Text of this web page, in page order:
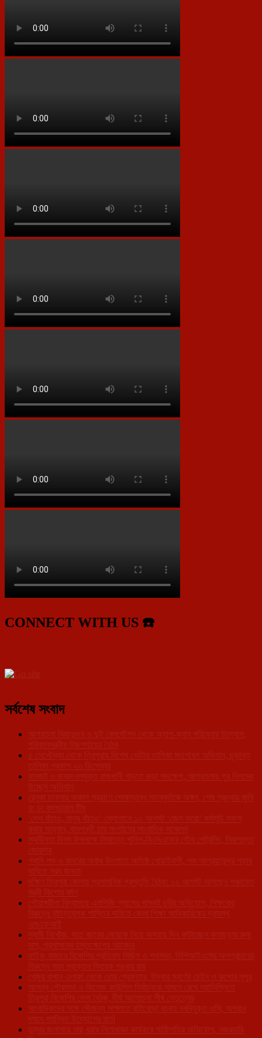
CONNECT WITH US ☎️
সর্বশেষ সংবাদ
আগরতলা বিমানবন্দর ও দুই রেলস্টেশন থেকে অ্যাপ-ক্যাব পরিষেবার উদ্যোগ,
পরিবহনমন্ত্রীর উচ্চপর্যায়ের বৈঠক
৫ সেপ্টেম্বর থেকে ত্রিপুরায় বিশেষ ভোটার তালিকা সংশোধন অভিযান, চূড়ান্ত
তালিকা প্রকাশ ২৩ ডিসেম্বর
যানজট ও জবরদখলমুক্ত রাজধানী গড়তে কড়া পদক্ষেপ, আগরতলায় পুর নিগমের
উচ্ছেদ অভিযান
রেনুকা চাকমার অকাল প্রয়াণে শোকস্তব্ধ সাংস্কৃতিক অঙ্গন, শেষ শ্রদ্ধায় জুনি
রং ঢং কালচারাল টিম
‘দেশ বাঁচাও, মানুষ বাঁচাও’ স্লোগানে ১০ আগস্ট ‘জেল ভরো’ কর্মসূচি সফল
করার আহ্বান, বামপন্থী চার সংগঠনের সাংবাদিক সম্মেলন
স্বাধীনতা দিবস উপলক্ষে সিমান্তে পুলিশ-বিএসএফের যৌথ পেট্রলিং, নিরাপত্তা
জোরদার
গবাদি পশু ও বানরের অবাধ উৎপাতে অতিষ্ঠ খোয়াইবাসী, পশু আশ্রয়কেন্দ্র গড়ার
দাবিতে সরব জনতা
দক্ষিণ ত্রিপুরা জেলায় প্রশাসনিক প্রস্তুতি বৈঠক: ১২ আগস্ট আসছেন পঞ্চায়েত
মন্ত্রী কিশোর বর্মণ
গৌরাঙ্গটিলা বিদ্যালয়ে এলপিজি গ্যাসের পাসবই চুরির অভিযোগ, শিক্ষকের
বিরুদ্ধে দৃষ্টান্তমূলক শাস্তির দাবিতে জেলা শিক্ষা আধিকারিকের দ্বারস্থ
এসএফআই
স্বামী নিখোঁজ, সাত বছরের মেয়েকে নিয়ে অসহায় দিন কাটাচ্ছেন কলাছড়ার রুমা
দাস, প্রশাসনের হস্তক্ষেপের আবেদন
থাইবুং বাজারে বিজেপির প্রতিবাদ মিছিল ও পথসভা, সিপিআইএমের অপপ্রচারের
বিরুদ্ধে সরব প্রাক্তন বিধায়ক শঙ্কর রায়
খেজুর বাগান এলাকা থেকে চোর গ্রেফতার, উদ্ধার স্বর্ণের চেইন ও রুপোর নূপুর
আসন্ন পৌরসভা ও ভিলেজ কাউন্সিল নির্বাচনকে সামনে রেখে নয়াদিল্লিতে
ত্রিপুরা বিজেপির মেগা বৈঠক, দীর্ঘ আলোচনা শীর্ষ নেতৃত্বের
সাংবাদিকদের সঙ্গে সৌজন্য সাক্ষাতে বাইখোড়া থানার নবনিযুক্ত ওসি, অপরাধ
দমনে সমন্বিত উদ্যোগের বার্তা
ডুম্বুর জলাশয়ে মাছ ধরার নিষেধাজ্ঞা কার্যকরে গাফিলতির অভিযোগ, নজরদারি